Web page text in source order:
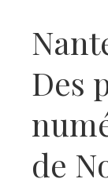
Des
de